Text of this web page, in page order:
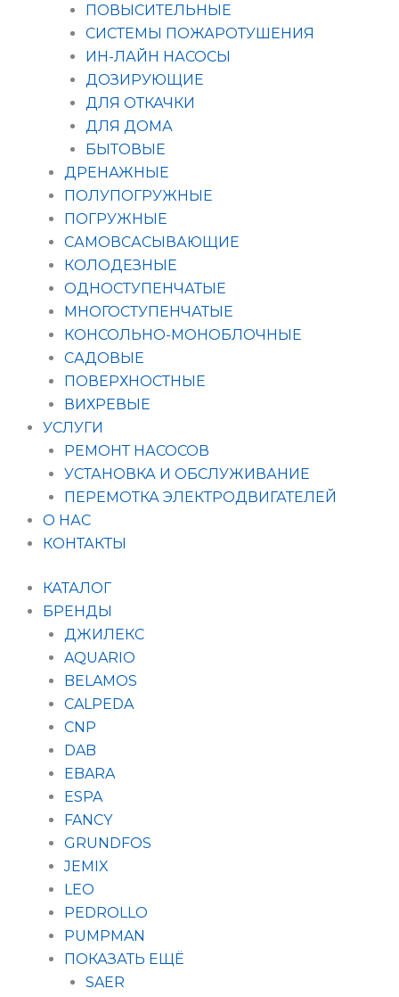
ПОВЫСИТЕЛЬНЫЕ
СИСТЕМЫ ПОЖАРОТУШЕНИЯ
ИН-ЛАЙН НАСОСЫ
ДОЗИРУЮЩИЕ
ДЛЯ ОТКАЧКИ
ДЛЯ ДОМА
БЫТОВЫЕ
ДРЕНАЖНЫЕ
ПОЛУПОГРУЖНЫЕ
ПОГРУЖНЫЕ
САМОВСАСЫВАЮЩИЕ
КОЛОДЕЗНЫЕ
ОДНОСТУПЕНЧАТЫЕ
МНОГОСТУПЕНЧАТЫЕ
КОНСОЛЬНО-МОНОБЛОЧНЫЕ
САДОВЫЕ
ПОВЕРХНОСТНЫЕ
ВИХРЕВЫЕ
УСЛУГИ
РЕМОНТ НАСОСОВ
УСТАНОВКА И ОБСЛУЖИВАНИЕ
ПЕРЕМОТКА ЭЛЕКТРОДВИГАТЕЛЕЙ
О НАС
КОНТАКТЫ
КАТАЛОГ
БРЕНДЫ
ДЖИЛЕКС
AQUARIO
BELAMOS
CALPEDA
CNP
DAB
EBARA
ESPA
FANCY
GRUNDFOS
JEMIX
LEO
PEDROLLO
PUMPMAN
ПОКАЗАТЬ ЕЩЁ
SAER